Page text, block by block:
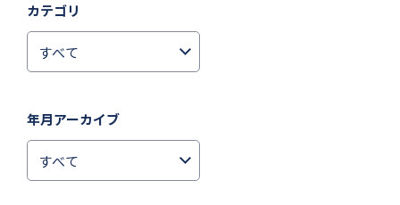
カテゴリ
年月アーカイブ